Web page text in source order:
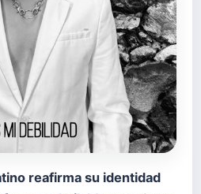
reafirma su identidad